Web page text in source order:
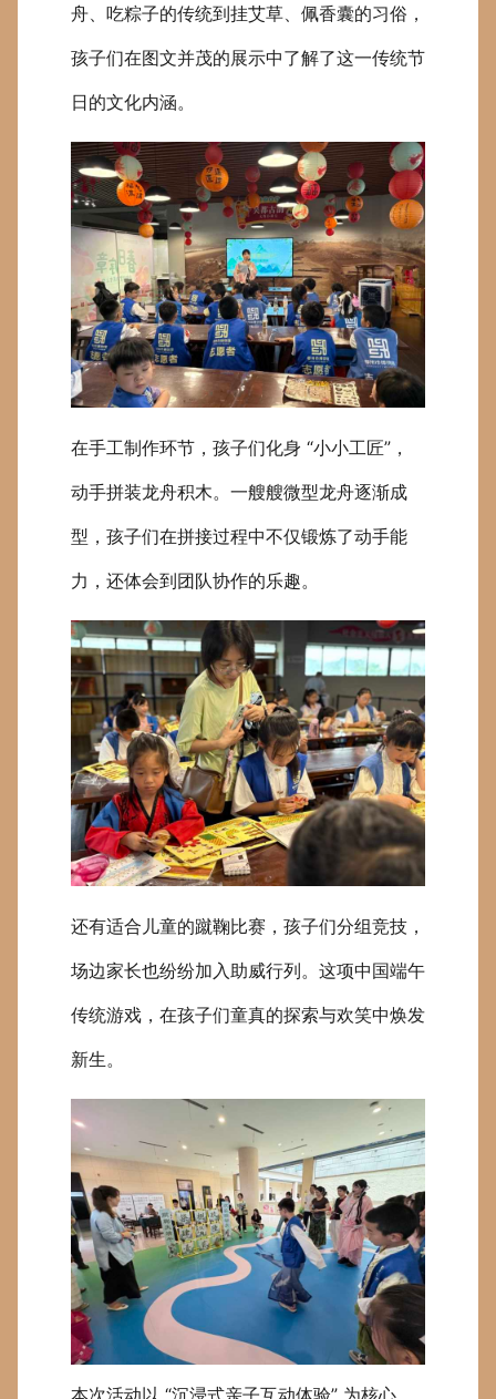
舟、吃粽子的传统到挂艾草、佩香囊的习俗，
孩子们在图文并茂的展示中了解了这一传统节
日的文化内涵。
在手工制作环节，孩子们化身 “小小工匠”，
动手拼装龙舟积木。一艘艘微型龙舟逐渐成
型，孩子们在拼接过程中不仅锻炼了动手能
力，还体会到团队协作的乐趣。
还有适合儿童的蹴鞠比赛，孩子们分组竞技，
场边家长也纷纷加入助威行列。这项中国端午
传统游戏，在孩子们童真的探索与欢笑中焕发
新生。
本次活动以 “沉浸式亲子互动体验” 为核心，